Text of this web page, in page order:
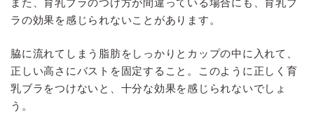
また、育乳ブラのつけ方が間違っている場合にも、育乳ブ
ラの効果を感じられないことがあります。
脇に流れてしまう脂肪をしっかりとカップの中に入れて、
正しい高さにバストを固定すること。このように正しく育
乳ブラをつけないと、十分な効果を感じられないでしょ
う。